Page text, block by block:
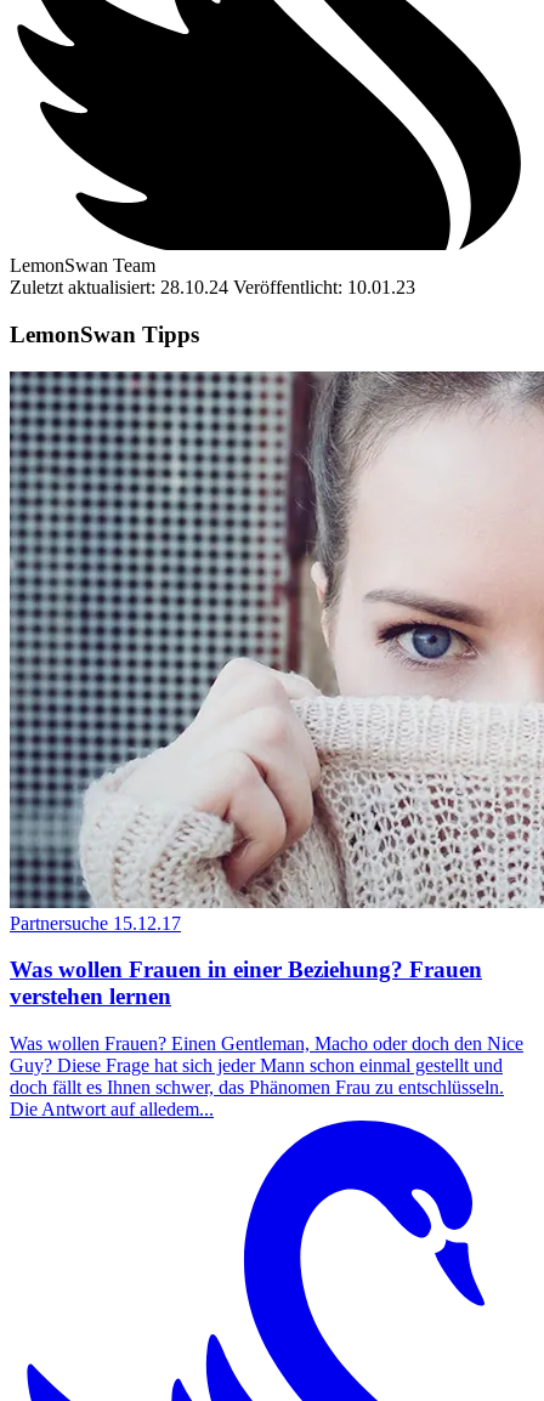
LemonSwan Team
Zuletzt aktualisiert: 28.10.24 Veröffentlicht: 10.01.23
LemonSwan Tipps
Partnersuche 15.12.17
Was wollen Frauen in einer Beziehung? Frauen
verstehen lernen
Was wollen Frauen? Einen Gentleman, Macho oder doch den Nice
Guy? Diese Frage hat sich jeder Mann schon einmal gestellt und
doch fällt es Ihnen schwer, das Phänomen Frau zu entschlüsseln.
Die Antwort auf alledem...